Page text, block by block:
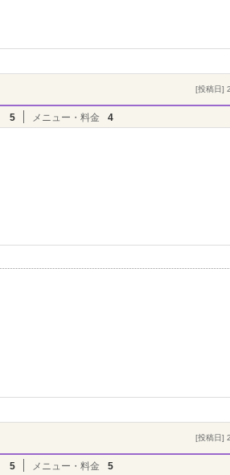
[投稿日]
5 メニュー・料金 4
[投稿日]
5 メニュー・料金 5